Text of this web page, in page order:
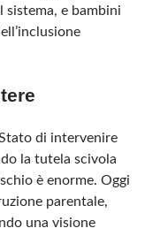
e bambini
di intervenire
la tutela scivola
è enorme. Oggi
parentale,
una visione